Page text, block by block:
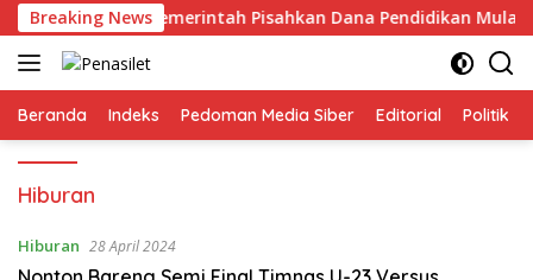
Langsung
ke
konten
Breaking News
DPR Desak Pemerintah Pisahkan Dana Pendidikan Mulai
Beranda Indeks Pedoman Media Siber Editorial Politik
Hiburan
Hiburan 28 April 2024